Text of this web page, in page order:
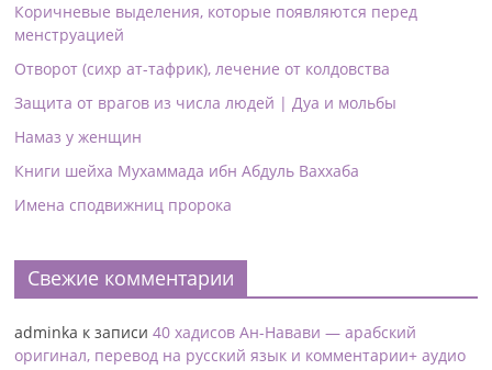
Коричневые выделения, которые появляются перед
менструацией
Отворот (сихр ат-тафрик), лечение от колдовства
Защита от врагов из числа людей | Дуа и мольбы
Намаз у женщин
Книги шейха Мухаммада ибн Абдуль Ваххаба
Имена сподвижниц пророка
Свежие комментарии
adminka к записи40 хадисов Ан-Навави — арабский
оригинал, перевод на русский язык и комментарии+ аудио